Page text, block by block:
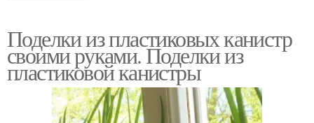
Поделки из пластиковых канистр
своими руками. Поделки из
пластиковой канистры